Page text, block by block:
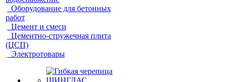
Оборудование для бетонных
работ
Цемент и смеси
Цементно-стружечная плита
(ЦСП)
Электротовары